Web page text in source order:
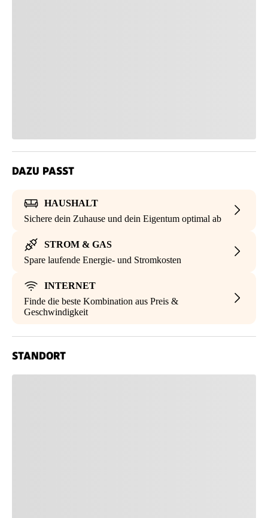
DAZU PASST
HAUSHALT
Sichere dein Zuhause und dein Eigentum optimal ab
STROM & GAS
Spare laufende Energie- und Stromkosten
INTERNET
Finde die beste Kombination aus Preis &
Geschwindigkeit
STANDORT